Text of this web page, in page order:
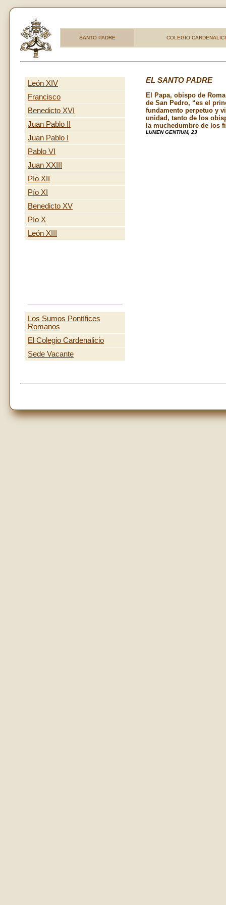
SANTO PADRE COLEGIO
León XIV
Francisco
Benedicto XVI
Juan Pablo II
Juan Pablo I
Pablo VI
Juan XXIII
Pío XII
Pío XI
Benedicto XV
Pío X
León XIII
Los Sumos Pontífices
Romanos
El Colegio Cardenalicio
Sede Vacante
EL SANTO PADRE
El Papa, obispo de
de San Pedro, “es el
fundamento perpetuo y
unidad, tanto de los
la muchedumbre de los
LUMEN GENTIUM, 23